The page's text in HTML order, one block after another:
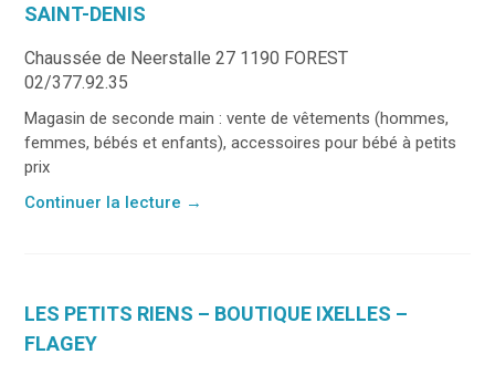
SAINT-DENIS
Chaussée de Neerstalle 27 1190 FOREST
02/377.92.35
Magasin de seconde main : vente de vêtements (hommes,
femmes, bébés et enfants), accessoires pour bébé à petits
prix
Continuer la lecture →
LES PETITS RIENS – BOUTIQUE IXELLES –
FLAGEY